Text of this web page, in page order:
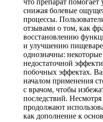
что препарат
снижая болевые
процессы.
отзывами о том, как
восстановлению
и улучшению
однозначны:
недостаточной
побочных эффектах.
началом применения
с врачом, чтобы
последствий.
продолжают
как дополнение к